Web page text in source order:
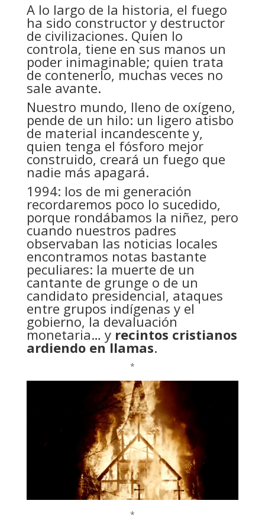
A lo largo de la historia, el fuego
ha sido constructor y destructor
de civilizaciones. Quien lo
controla, tiene en sus manos un
poder inimaginable; quien trata
de contenerlo, muchas veces no
sale avante.
Nuestro mundo, lleno de oxígeno,
pende de un hilo: un ligero atisbo
de material incandescente y,
quien tenga el fósforo mejor
construido, creará un fuego que
nadie más apagará.
1994: los de mi generación
recordaremos poco lo sucedido,
porque rondábamos la niñez, pero
cuando nuestros padres
observaban las noticias locales
encontramos notas bastante
peculiares: la muerte de un
cantante de grunge o de un
candidato presidencial, ataques
entre grupos indígenas y el
gobierno, la devaluación
monetaria… y recintos cristianos
ardiendo en llamas.
*
*